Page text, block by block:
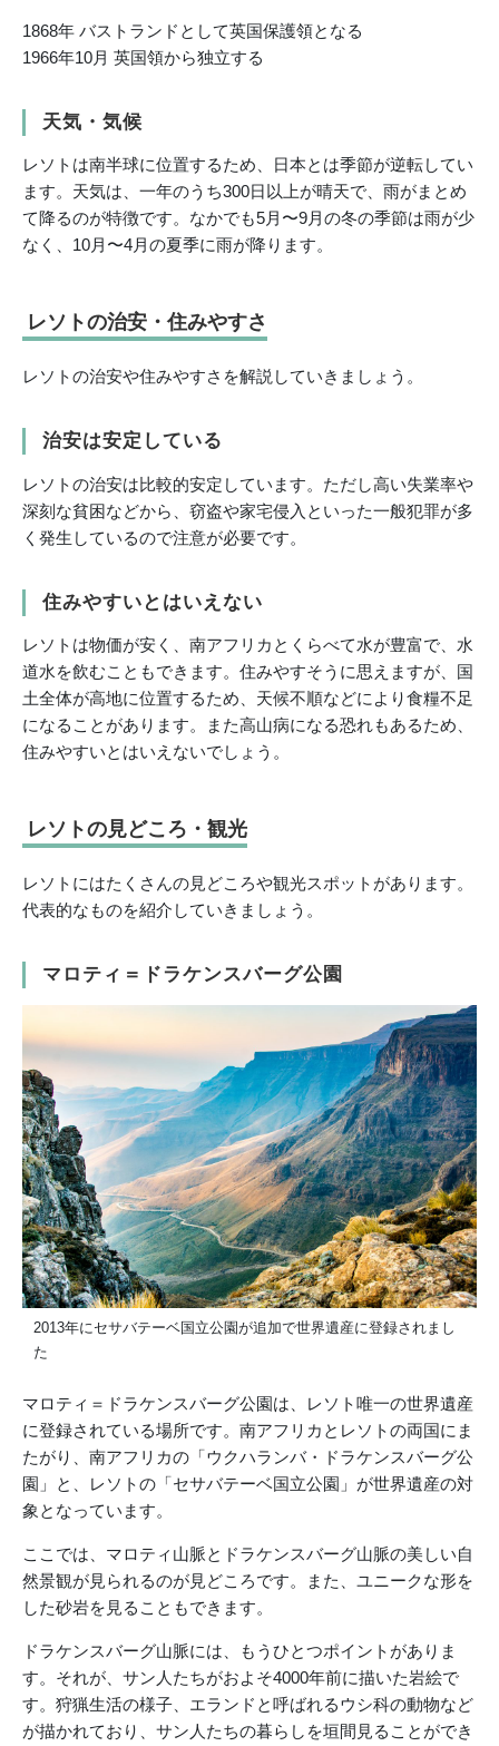
1868年 バストランドとして英国保護領となる
1966年10月 英国領から独立する
天気・気候
レソトは南半球に位置するため、日本とは季節が逆転してい
ます。天気は、一年のうち300日以上が晴天で、雨がまとめ
て降るのが特徴です。なかでも5月〜9月の冬の季節は雨が少
なく、10月〜4月の夏季に雨が降ります。
レソトの治安・住みやすさ
レソトの治安や住みやすさを解説していきましょう。
治安は安定している
レソトの治安は比較的安定しています。ただし高い失業率や
深刻な貧困などから、窃盗や家宅侵入といった一般犯罪が多
く発生しているので注意が必要です。
住みやすいとはいえない
レソトは物価が安く、南アフリカとくらべて水が豊富で、水
道水を飲むこともできます。住みやすそうに思えますが、国
土全体が高地に位置するため、天候不順などにより食糧不足
になることがあります。また高山病になる恐れもあるため、
住みやすいとはいえないでしょう。
レソトの見どころ・観光
レソトにはたくさんの見どころや観光スポットがあります。
代表的なものを紹介していきましょう。
マロティ＝ドラケンスバーグ公園
2013年にセサバテーベ国立公園が追加で世界遺産に登録されまし
た
マロティ＝ドラケンスバーグ公園は、レソト唯一の世界遺産
に登録されている場所です。南アフリカとレソトの両国にま
たがり、南アフリカの「ウクハランバ・ドラケンスバーグ公
園」と、レソトの「セサバテーベ国立公園」が世界遺産の対
象となっています。
ここでは、マロティ山脈とドラケンスバーグ山脈の美しい自
然景観が見られるのが見どころです。また、ユニークな形を
した砂岩を見ることもできます。
ドラケンスバーグ山脈には、もうひとつポイントがありま
す。それが、サン人たちがおよそ4000年前に描いた岩絵で
す。狩猟生活の様子、エランドと呼ばれるウシ科の動物など
が描かれており、サン人たちの暮らしを垣間見ることができ